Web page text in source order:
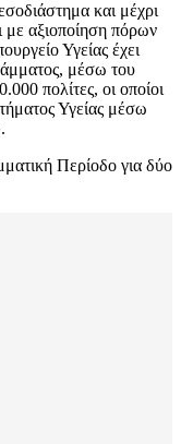
και μέχρι
με αξιοποίηση πόρων
Υγείας έχει
μέσω του
πολίτες, οι οποίοι
Υγείας μέσω
Περίοδο για δύο